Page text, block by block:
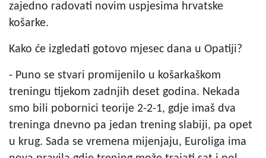
zajedno radovati novim uspjesima hrvatske
košarke.
Kako će izgledati gotovo mjesec dana u Opatiji?
- Puno se stvari promijenilo u košarkaškom
treningu tijekom zadnjih deset godina. Nekada
smo bili pobornici teorije 2-2-1, gdje imaš dva
treninga dnevno pa jedan trening slabiji, pa opet
u krug. Sada se vremena mijenjaju, Euroliga ima